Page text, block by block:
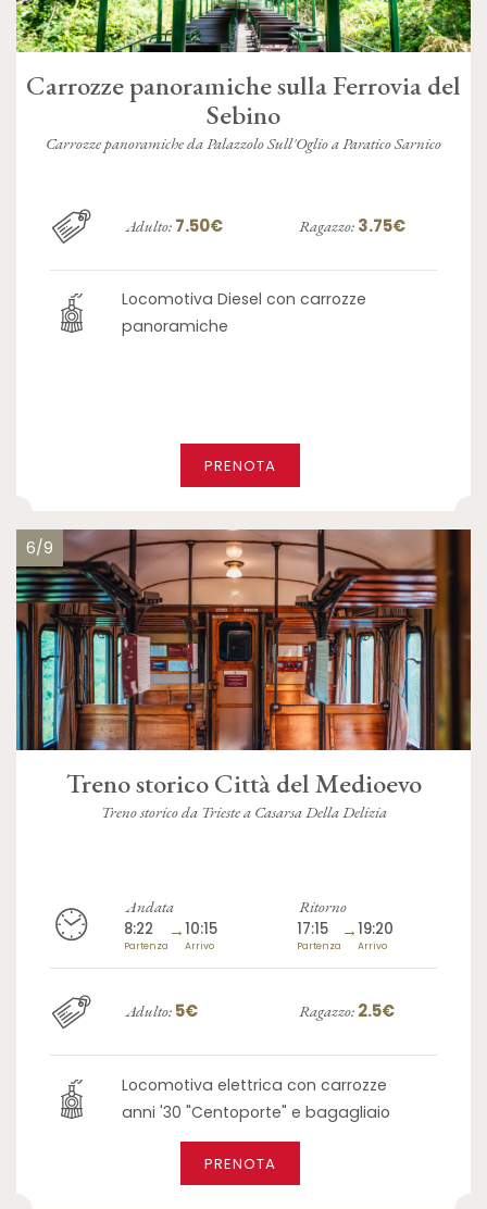
Carrozze panoramiche sulla Ferrovia del
Sebino
Carrozze panoramiche da Palazzolo Sull'Oglio a Paratico Sarnico
Adulto: 7.50€ Ragazzo: 3.75€
Locomotiva Diesel con carrozze
panoramiche
PRENOTA
6/9
Treno storico Città del Medioevo
Treno storico da Trieste a Casarsa Della Delizia
Andata
8:22
Partenza
→10:15
Arrivo
Ritorno
17:15
Partenza
→19:20
Arrivo
Adulto: 5€ Ragazzo: 2.5€
Locomotiva elettrica con carrozze
anni '30 "Centoporte" e bagagliaio
PRENOTA